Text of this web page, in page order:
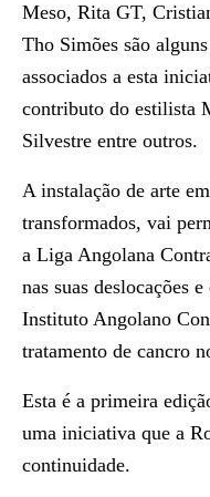
Meso, Rita GT,
Tho Simões são
associados a esta
contributo do estilista
Silvestre entre outros.
A instalação de arte
transformados, vai
a Liga Angolana
nas suas deslocações
Instituto Angolano
tratamento de cancro
Esta é a primeira
uma iniciativa que a
continuidade.